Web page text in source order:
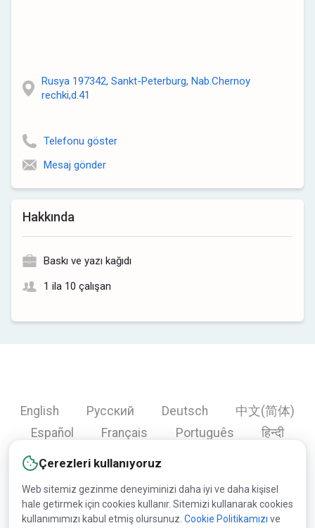
Hakkında
Baskı ve yazı kağıdı
1 ila 10 çalışan
Rusya 197342, Sankt-Peterburg, Nab.Chernoy
rechki,d.41
Telefonu göster
Mesaj gönder
Çerezleri kullanıyoruz
Web sitemiz gezinme deneyiminizi daha iyi ve daha kişisel
hale getirmek için cookies kullanır. Sitemizi kullanarak cookies
kullanımımızı kabul etmiş olursunuz. Cookie Politikamızı ve
English Русский Deutsch
中文(简体)
Español
Français Português
हिन्दी
Copyright © 2000-2026 Lesprom Network. Tüm hakları